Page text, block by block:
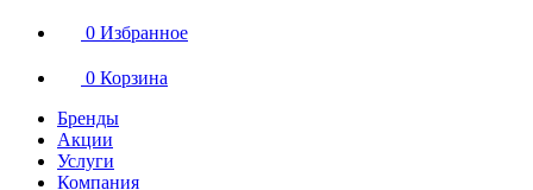
0 Избранное
0 Корзина
Бренды
Акции
Услуги
Компания